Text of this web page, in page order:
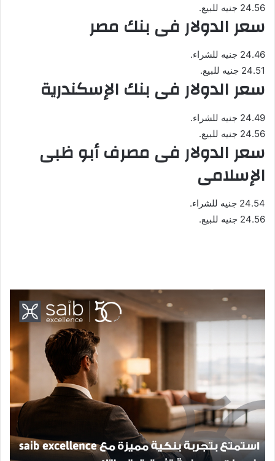
24.56 جنيه للبيع.
سعر الدولار فى بنك مصر
24.46 جنيه للشراء.
24.51 جنيه للبيع.
سعر الدولار فى بنك الإسكندرية
24.49 جنيه للشراء.
24.56 جنيه للبيع.
سعر الدولار فى مصرف أبو ظبى
الإسلامى
24.54 جنيه للشراء.
24.56 جنيه للبيع.